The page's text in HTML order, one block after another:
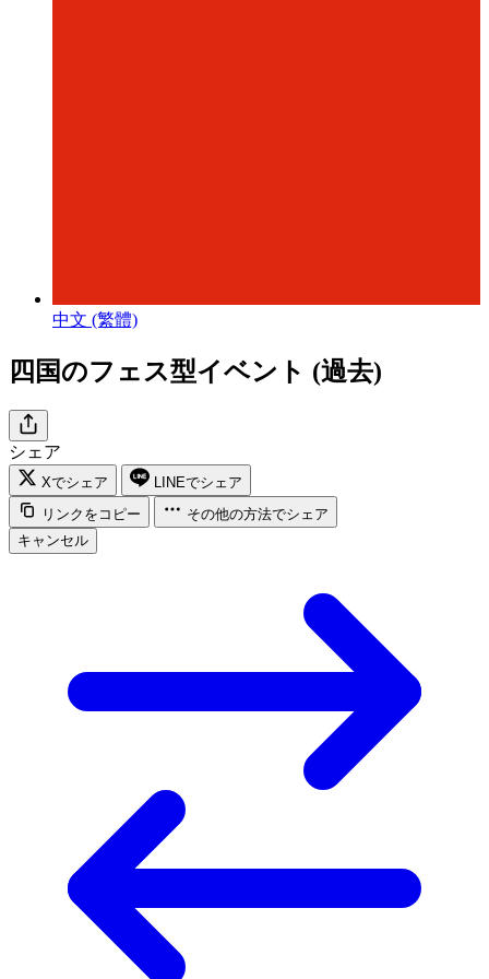
中文 (繁體)
四国のフェス型イベント (過去)
シェア
Xでシェア
LINEでシェア
リンクをコピー
その他の方法でシェア
キャンセル